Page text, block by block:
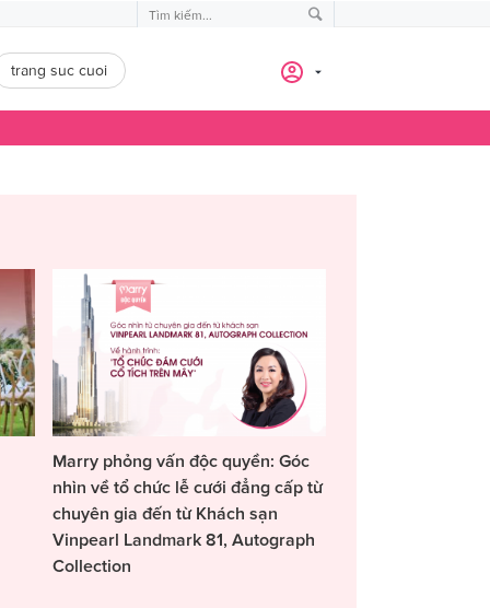
trang suc cuoi
Marry phỏng vấn độc quyền: Góc
nhìn về tổ chức lễ cưới đẳng cấp từ
chuyên gia đến từ Khách sạn
Vinpearl Landmark 81, Autograph
Collection